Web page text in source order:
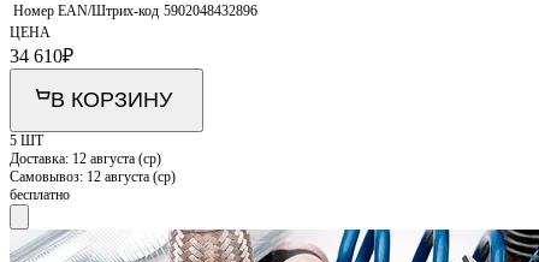
Номер EAN/Штрих-код 5902048432896
ЦЕНА
34 610₽
В КОРЗИНУ
5 ШТ
Доставка: 12 августа (ср)
Самовывоз: 12 августа (ср)
бесплатно